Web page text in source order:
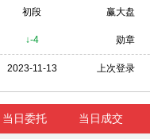
初段 赢大盘
↓-4 勋章
2023-11-13 上次登录
当日委托 当日成交